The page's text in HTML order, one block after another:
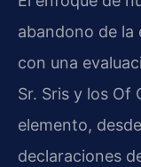
abandono de la
con una
Sr. Sris y los Of
elemento,
declaraciones